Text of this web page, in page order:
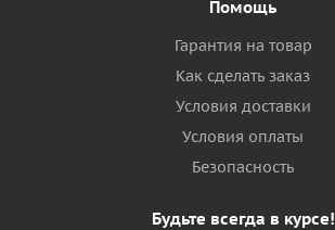
Помощь
Гарантия на товар
Как сделать заказ
Условия доставки
Условия оплаты
Безопасность
Будьте всегда в курсе!